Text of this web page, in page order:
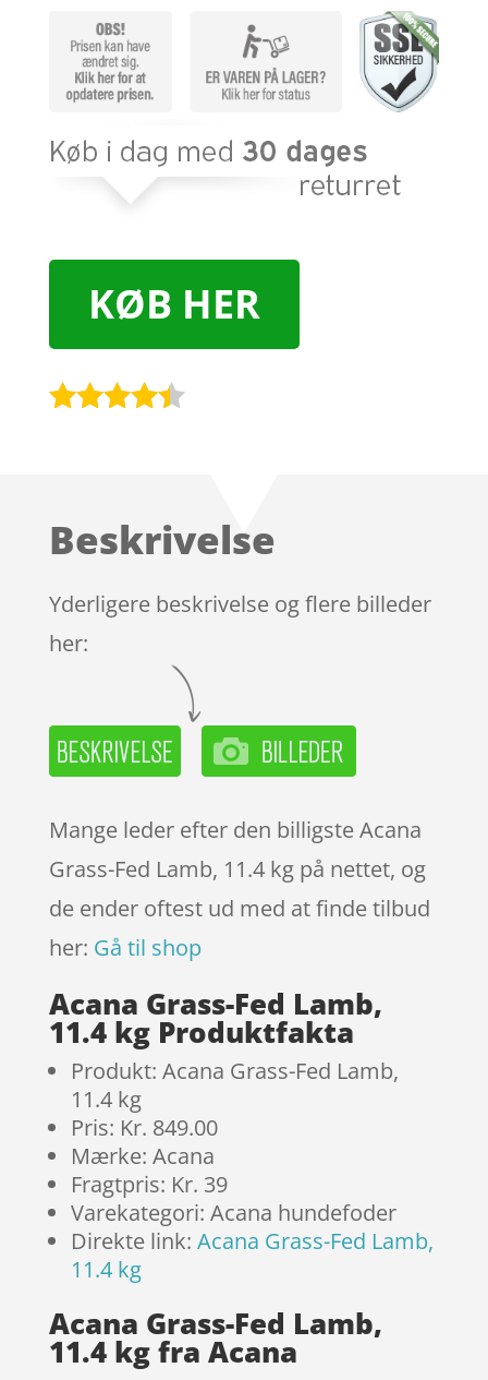
KØB HER
på
mmelser
Beskrivelse
Yderligere beskrivelse og flere billeder
her:
Mange leder efter den billigste Acana
Grass-Fed Lamb, 11.4 kg på nettet, og
de ender oftest ud med at finde tilbud
her: Gå til shop
Acana Grass-Fed Lamb,
11.4 kg Produktfakta
Produkt: Acana Grass-Fed Lamb,
11.4 kg
Pris: Kr. 849.00
Mærke: Acana
Fragtpris: Kr. 39
Varekategori: Acana hundefoder
Direkte link: Acana Grass-Fed Lamb,
11.4 kg
Acana Grass-Fed Lamb,
11.4 kg fra Acana